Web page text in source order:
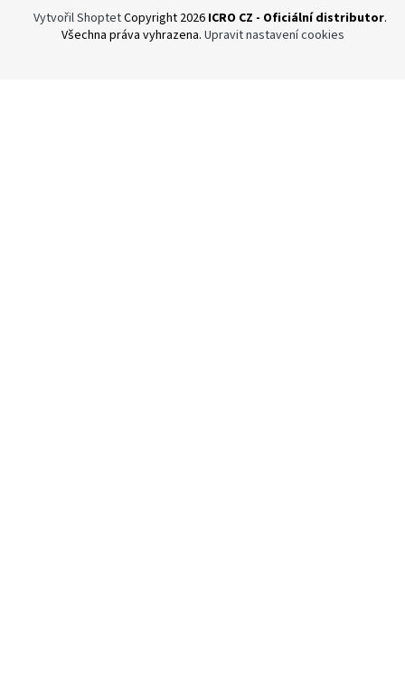
Vytvořil ShoptetCopyright 2026 ICRO CZ - Oficiální distributor.
Všechna práva vyhrazena. Upravit nastavení cookies